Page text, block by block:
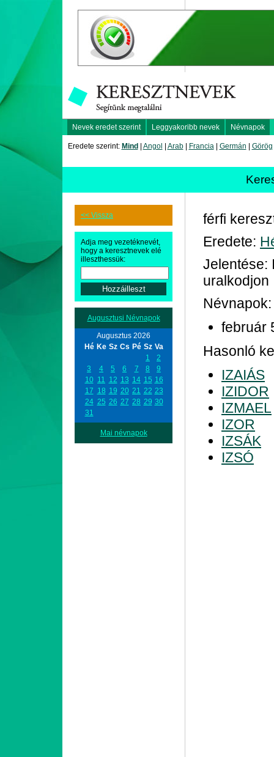
Nevek eredet szerint Leggyakoribb nevek Névnapok
Eredete szerint: Mind Angol Arab| Francia| Germán Görög
<< Vissza
Adja meg vezetéknevét,
hogy a keresztnevek elé
illeszthessük:
Augusztusi Névnapok
Augusztus 2026
Hé Ke Sz Cs Pé Sz Va
1
2
3
4 5 6 7 8
9
10 11 12 13 14 15 16
17 18 19 20 21 22 23
24 25 26 27 28 29 30
31
Mai névnapok
férfi
Eredete:
Jelentése:
uralkodjon
Névnapok:
február
Hasonló
IZAIÁS
IZIDOR
IZMAEL
IZOR
IZSÁK
IZSÓ